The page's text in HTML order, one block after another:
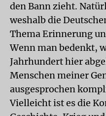
den Bann zieht.
weshalb die
Thema Erinnerung
Wenn man bedenkt,
Jahrhundert hier
Menschen meiner
ausgesprochen
Vielleicht ist es die